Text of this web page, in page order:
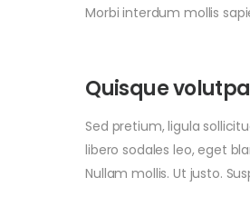
Morbi interdum mollis
Quisque
Sed pretium, ligula
libero sodales leo, eget
Nullam mollis. Ut justo.